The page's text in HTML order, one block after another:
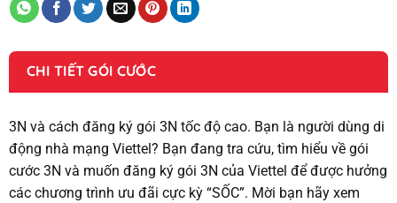
CHI TIẾT GÓI CƯỚC
3N và cách đăng ký gói 3N tốc độ cao. Bạn là người dùng di
động nhà mạng Viettel? Bạn đang tra cứu, tìm hiểu về gói
cước 3N và muốn đăng ký gói 3N của Viettel để được hưởng
các chương trình ưu đãi cực kỳ “SỐC”. Mời bạn hãy xem